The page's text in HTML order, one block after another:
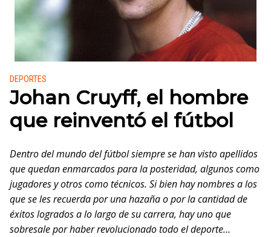
Publicado en:
DEPORTES
Johan Cruyff, el hombre
que reinventó el fútbol
Dentro del mundo del fútbol siempre se han visto apellidos
que quedan enmarcados para la posteridad, algunos como
jugadores y otros como técnicos. Si bien hay nombres a los
que se les recuerda por una hazaña o por la cantidad de
éxitos logrados a lo largo de su carrera, hay uno que
sobresalepor haber revolucionadotodo el deporte…